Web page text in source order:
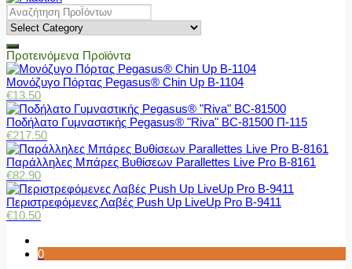
Προτεινόμενα Προϊόντα
Μονόζυγο Πόρτας Pegasus® Chin Up Β-1104
€13.50
Ποδήλατο Γυμναστικής Pegasus® "Riva" BC-81500 Π-115
€217.50
Παράλληλες Μπάρες Βυθίσεων Parallettes Live Pro Β-8161
€82.90
Περιστρεφόμενες Λαβές Push Up LiveUp Pro Β-9411
€10.50
0